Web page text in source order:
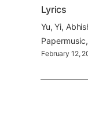
Lyrics
Papermusic
February 12,